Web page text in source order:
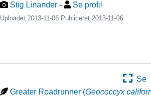
Stig Linander - Se profil
Uploadet 2013-11-06 Publiceret2013-11-06
Se
Greater Roadrunner (Geococcyx